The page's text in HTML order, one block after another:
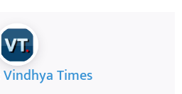
Vindhya Times